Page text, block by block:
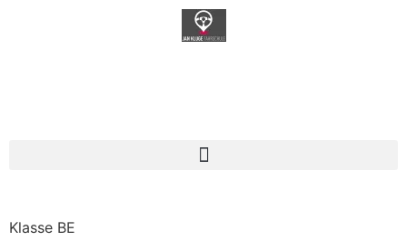
Klasse BE